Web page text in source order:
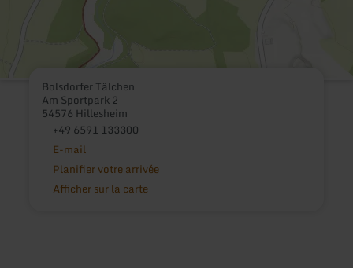
Bolsdorfer Tälchen
Am Sportpark 2
54576 Hillesheim
+49 6591 133300
E-mail
Planifier votre arrivée
Afficher sur la carte